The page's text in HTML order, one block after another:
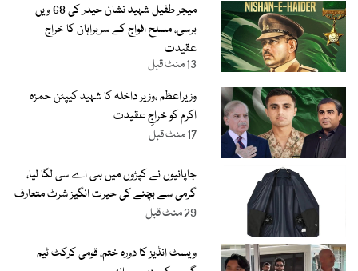
میجر طفیل شہید نشان حیدر کی 68 ویں
برسی، مسلح افواج کے سربراہان کا خراج
عقیدت
13 منٹ قبل
وزیراعظم ،وزیر داخلہ کا شہید کیپٹن حمزہ
اکرم کو خراجِ عقیدت
17 منٹ قبل
جاپانیوں نے کپڑوں میں ہی اے سی لگا لیا،
گرمی سے بچنے کی حیرت انگیز شرٹ متعارف
29 منٹ قبل
ویسٹ انڈیز کا دورہ ختم، قومی کرکٹ ٹیم